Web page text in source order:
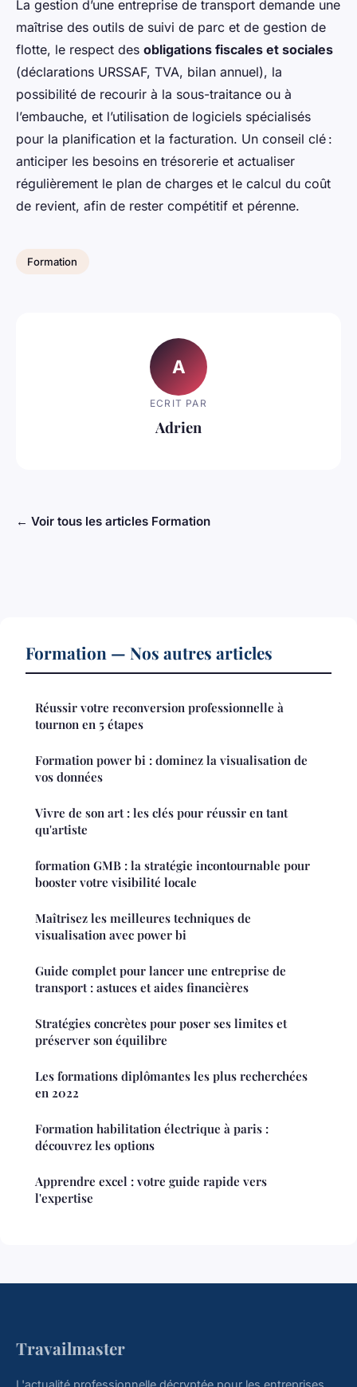
La gestion d’une entreprise de transport demande une
maîtrise des outils de suivi de parc et de gestion de
flotte, le respect des obligations fiscales et sociales
(déclarations URSSAF, TVA, bilan annuel), la
possibilité de recourir à la sous-traitance ou à
l’embauche, et l’utilisation de logiciels spécialisés
pour la planification et la facturation. Un conseil clé :
anticiper les besoins en trésorerie et actualiser
régulièrement le plan de charges et le calcul du coût
de revient, afin de rester compétitif et pérenne.
Formation
A
ECRIT PAR
Adrien
← Voir tous les articles Formation
Formation — Nos autres articles
Réussir votre reconversion professionnelle à
tournon en 5 étapes
Formation power bi : dominez la visualisation de
vos données
Vivre de son art : les clés pour réussir en tant
qu'artiste
formation GMB : la stratégie incontournable pour
booster votre visibilité locale
Maîtrisez les meilleures techniques de
visualisation avec power bi
Guide complet pour lancer une entreprise de
transport : astuces et aides financières
Stratégies concrètes pour poser ses limites et
préserver son équilibre
Les formations diplômantes les plus recherchées
en 2022
Formation habilitation électrique à paris :
découvrez les options
Apprendre excel : votre guide rapide vers
l'expertise
Travailmaster
L'actualité professionnelle décryptée pour les entreprises